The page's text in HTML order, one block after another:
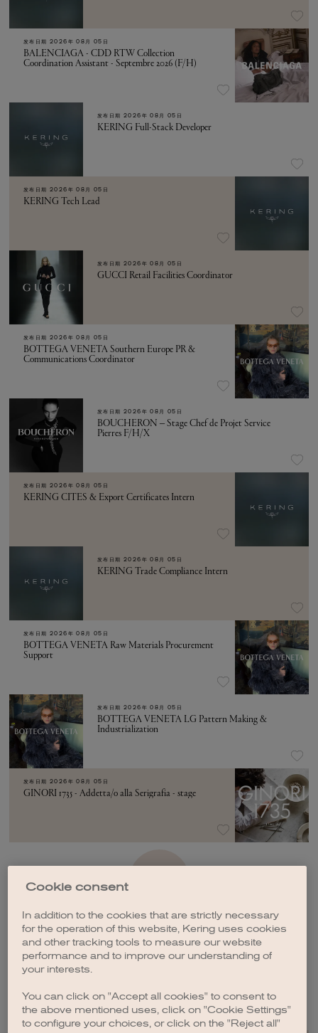
发布日期 2026年 08月 05日
BALENCIAGA - CDD RTW Collection
Coordination Assistant - Septembre 2026 (F/H)
发布日期 2026年 08月 05日
KERING Full-Stack Developer
发布日期 2026年 08月 05日
KERING Tech Lead
发布日期 2026年 08月 05日
GUCCI Retail Facilities Coordinator
发布日期 2026年 08月 05日
BOTTEGA VENETA Southern Europe PR &
Communications Coordinator
发布日期 2026年 08月 05日
BOUCHERON – Stage Chef de Projet Service
Pierres F/H/X
发布日期 2026年 08月 05日
KERING CITES & Export Certificates Intern
发布日期 2026年 08月 05日
KERING Trade Compliance Intern
发布日期 2026年 08月 05日
BOTTEGA VENETA Raw Materials Procurement
Support
发布日期 2026年 08月 05日
BOTTEGA VENETA LG Pattern Making &
Industrialization
发布日期 2026年 08月 05日
GINORI 1735 - Addetta/o alla Serigrafia - stage
Cookie consent
In addition to the cookies that are strictly necessary
for the operation of this website, Kering uses cookies
and other tracking tools to measure our website
performance and to improve our understanding of
your interests.
You can click on "Accept all cookies" to consent to
the above mentioned uses, click on "Cookie Settings"
to configure your choices, or click on the "Reject all"